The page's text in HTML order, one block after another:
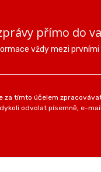
přímo do
vždy mezi prvními
za tímto účelem
odvolat písemně, e-